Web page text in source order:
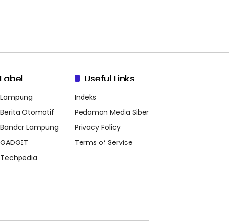
Label
Lampung
Berita Otomotif
Bandar Lampung
GADGET
Techpedia
Useful Links
Indeks
Pedoman Media Siber
Privacy Policy
Terms of Service